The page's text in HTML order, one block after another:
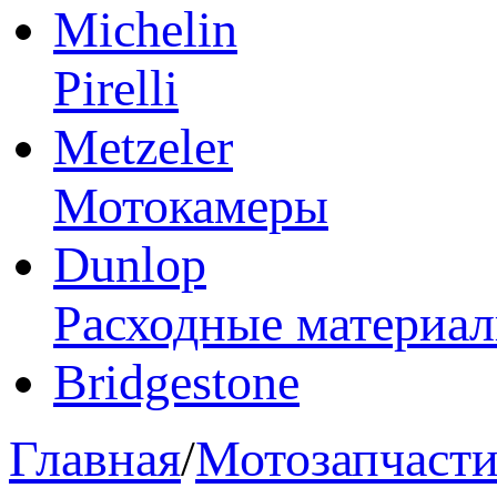
Michelin
Pirelli
Metzeler
Мотокамеры
Dunlop
Расходные
Bridgestone
Главная/